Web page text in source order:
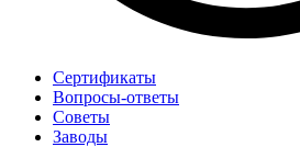
Сертификаты
Вопросы-ответы
Советы
Заводы